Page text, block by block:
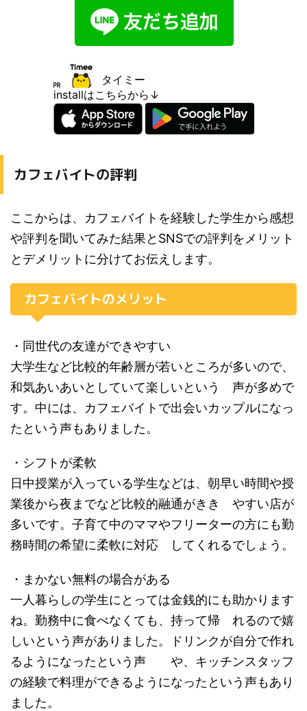
タイミー
installはこちらから↓
カフェバイトの評判
ここからは、カフェバイトを経験した学生から感想
や評判を聞いてみた結果とSNSでの評判をメリット
とデメリットに分けてお伝えします。
カフェバイトのメリット
・同世代の友達ができやすい
大学生など比較的年齢層が若いところが多いので、
和気あいあいとしていて楽しいという 声が多めで
す。中には、カフェバイトで出会いカップルになっ
たという声もありました。
・シフトが柔軟
日中授業が入っている学生などは、朝早い時間や授
業後から夜までなど比較的融通がきき やすい店が
多いです。子育て中のママやフリーターの方にも勤
務時間の希望に柔軟に対応 してくれるでしょう。
・まかない無料の場合がある
一人暮らしの学生にとっては金銭的にも助かります
ね。勤務中に食べなくても、持って帰 れるので嬉
しいという声がありました。ドリンクが自分で作れ
るようになったという声 や、キッチンスタッフ
の経験で料理ができるようになったという声もあり
ました。